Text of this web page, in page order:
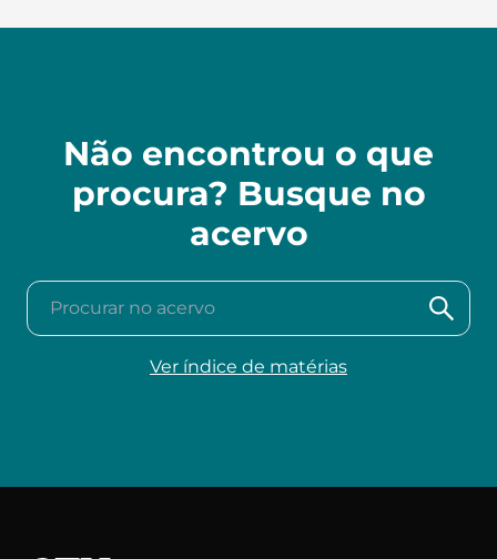
Não encontrou o que
procura? Busque no
acervo
Procurar no acervo
Ver índice de matérias